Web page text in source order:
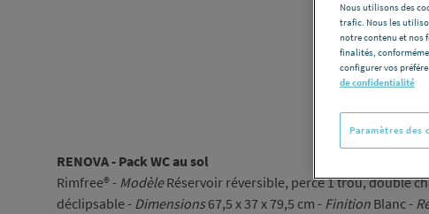
RENOVA - Pack WC au sol
Rimfree® - ModèleRéservoir réversible, percé 1 trou, double
déclipsable - Dimensions 67,5 x 37 x 79,5 cm - Finition Blanc -
Nous utilisons des
trafic. Nous les
notre contenu et nos
finalités,
configurer vos
de confidentialité
Paramètres des